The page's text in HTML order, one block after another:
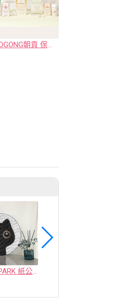
CHOGONG朝貢 保健品系列
PAPER PARK 紙公園 雙面貓頭貓抓板